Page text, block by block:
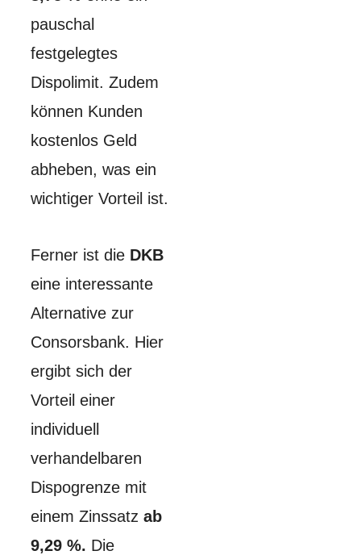
pauschal
festgelegtes
Dispolimit. Zudem
können Kunden
kostenlos Geld
abheben, was ein
wichtiger Vorteil ist.
Ferner ist die DKB
eine interessante
Alternative zur
Consorsbank. Hier
ergibt sich der
Vorteil einer
individuell
verhandelbaren
Dispogrenze mit
einem Zinssatz ab
9,29 %. Die